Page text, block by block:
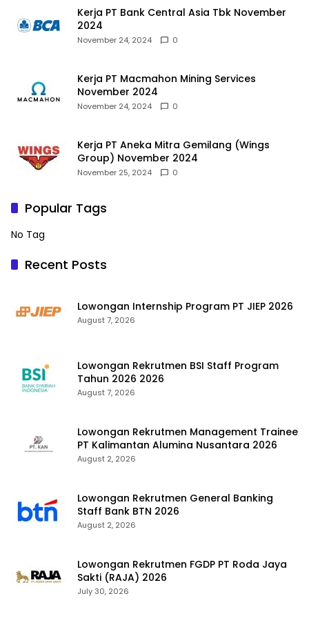
Kerja PT Bank Central Asia Tbk November
2024
November 24, 2024 0
Kerja PT Macmahon Mining Services
November 2024
November 24, 2024 0
Kerja PT Aneka Mitra Gemilang (Wings
Group) November 2024
November 25, 2024 0
Popular Tags
No Tag
Recent Posts
Lowongan Internship Program PT JIEP 2026
August 7, 2026
Lowongan Rekrutmen BSI Staff Program
Tahun 2026 2026
August 7, 2026
Lowongan Rekrutmen Management Trainee
PT Kalimantan Alumina Nusantara 2026
August 2, 2026
Lowongan Rekrutmen General Banking
Staff Bank BTN 2026
August 2, 2026
Lowongan Rekrutmen FGDP PT Roda Jaya
Sakti (RAJA) 2026
July 30, 2026